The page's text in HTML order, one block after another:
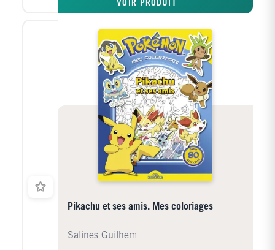
pages pour avancer dans l'histoire et amuse-toi en
L'album dont tu es le héros pour les 7-10 ans,
entièrement illustré et truffé d'énigmes, dans la
lignée des albums cultes Vivez l'Aventure !
VOIR PRODUIT
Pikachu et ses amis. Mes coloriages
Salines Guilhem